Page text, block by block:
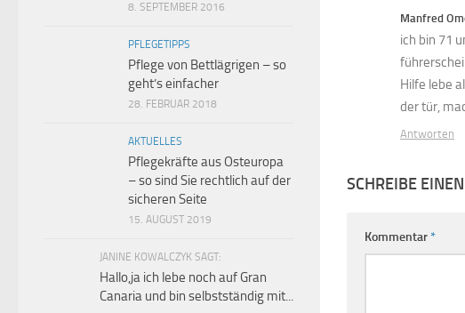
Manfred
ich bin 71
Hilfe lebe
der tür,
Antworten
SCHREIBE
Kommentar*
8. SEPTEMBER 2016
PFLEGETIPPS
Pflege von Bettlägrigen – so
geht’s einfacher
28. FEBRUAR 2018
AKTUELLES
Pflegekräfte aus Osteuropa
– so sind Sie rechtlich auf der
sicheren Seite
15. AUGUST 2019
JANINE KOWALCZYK SAGT:
Hallo,ja ich lebe noch auf Gran
Canaria und bin selbstständig mit...